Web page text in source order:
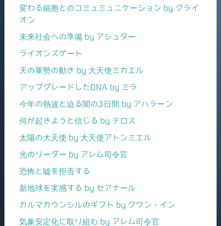
変わる細胞とのコミュミュニケーション by クライ
オン
未来社会への準備 by アシュター
ライオンズゲート
天の軍勢の動き by 大天使ミカエル
アップグレードしたDNA by ミラ
今年の熱波と迫る闇の3日間 by アハラーン
何が起きようと信じる by テロス
太陽の大天使 by 大天使アトンミエル
光のリーダー by アレム司令官
恐怖と嘘を拒否する
新地球を実感する by セアナール
カルマカウンシルのギフト by クワン・イン
気象安定化に取り組む by アレム司令官